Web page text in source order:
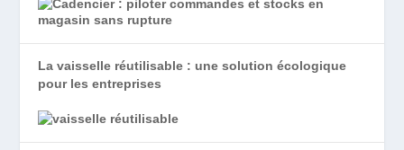
La vaisselle réutilisable : une solution écologique
pour les entreprises